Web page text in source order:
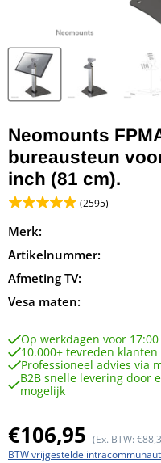
Neomounts
bureausteun
inch (81 cm).
(2595)
Merk:
Artikelnummer:
Afmeting TV:
Vesa maten:
Op werkdagen voor
10.000+ tevreden
Professioneel advies via
B2B snelle levering door
mogelijk
Huidige prijs
€106,95 (Ex. BTW:
BTW vrijgestelde